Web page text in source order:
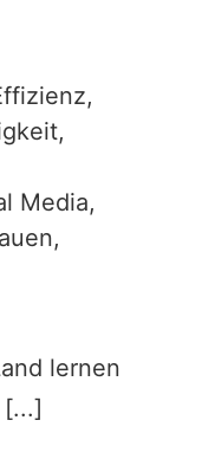
,
,
Media,
,
lernen